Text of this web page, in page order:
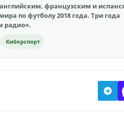
французским и
по футболу 2018 года. Три года
радио».
Киберспорт